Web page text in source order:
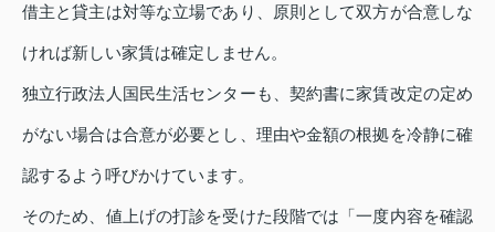
借主と貸主は対等な立場であり、原則として双方が合意しな
ければ新しい家賃は確定しません。
独立行政法人国民生活センターも、契約書に家賃改定の定め
がない場合は合意が必要とし、理由や金額の根拠を冷静に確
認するよう呼びかけています。
そのため、値上げの打診を受けた段階では「一度内容を確認